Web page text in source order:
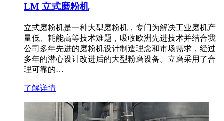
LM 立式磨粉机
立式磨粉机是一种大型磨粉机，专门为解决工业磨机产
量低、耗能高等技术难题，吸收欧洲先进技术并结合我
公司多年先进的磨粉机设计制造理念和市场需求，经过
多年的潜心设计改进后的大型粉磨设备。立磨采用了合
理可靠的…
了解详情